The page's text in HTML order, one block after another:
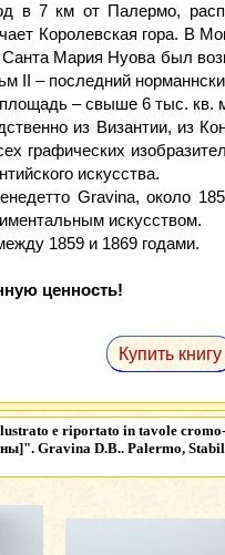
в 7 км от Палермо,
Королевская гора. В
Мария Нуова был
II – последний
– свыше 6 тыс. кв.
из Византии, из
графических
искусства.
Gravina, около
искусством.
1859 и 1869 годами.
ценность!
Купить книгу
e riportato in tavole
Gravina D.B.. Palermo,